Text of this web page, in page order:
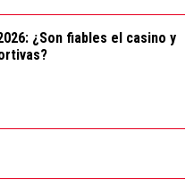
¿Son fiables el casino y